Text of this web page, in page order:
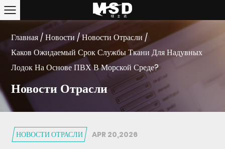
Главная/Новости/Новости Отрасли/
Каков Ожидаемый Срок Службы Ткани Для Надувных
Лодок На Основе ПВХ В Морской Среде?
Новости Отрасли
НОВОСТИ ОТРАСЛИ APR 20,2026